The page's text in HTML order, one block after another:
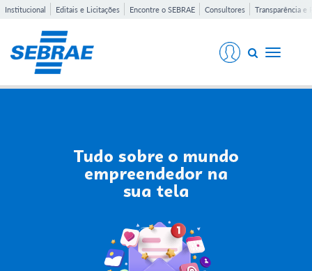
Institucional Editais e Licitações Encontre o SEBRAE Consultores Transparência e
Toggle